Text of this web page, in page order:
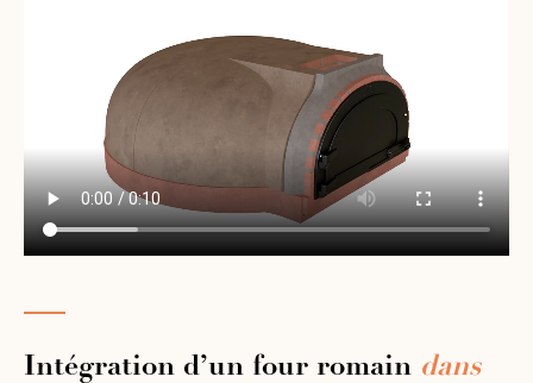
Intégration d’un four romain dans